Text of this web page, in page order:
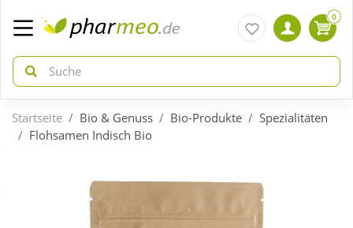
zurück
Aktuelle Coupons
zurück
0
Startseite Bio & Genuss Bio-Produkte
Spezialitäten
Flohsamen Indisch Bio